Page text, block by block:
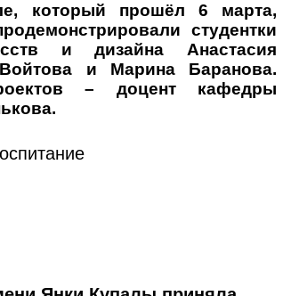
который прошёл 6 марта,
студентки
и дизайна Анастасия
и Марина Баранова.
– доцент кафедры